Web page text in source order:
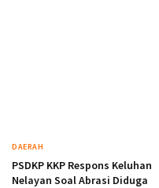
DAERAH
PSDKP KKP Respons Keluhan
Nelayan Soal Abrasi Diduga